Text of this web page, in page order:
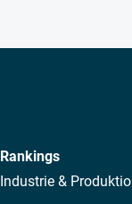
Rankings
Industrie &